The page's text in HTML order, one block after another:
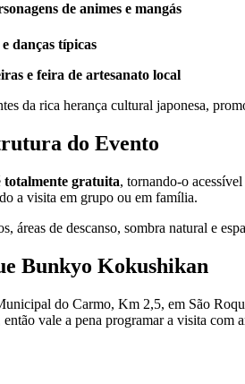
de animes e mangás
danças típicas
e feira de artesanato local
da rica herança cultural japonesa,
do Evento
totalmente gratuita, tornando-o
a visita em grupo ou em família.
áreas de descanso, sombra natural e
Bunkyo Kokushikan
do Carmo, Km 2,5, em São
vale a pena programar a visita com